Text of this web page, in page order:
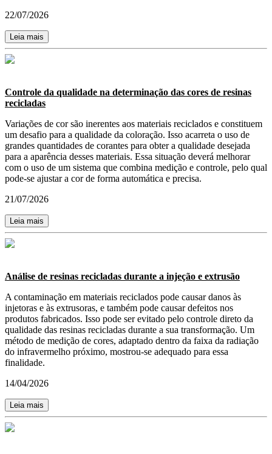
22/07/2026
Leia mais
Controle da qualidade na determinação das cores de resinas
recicladas
Variações de cor são inerentes aos materiais reciclados e constituem
um desafio para a qualidade da coloração. Isso acarreta o uso de
grandes quantidades de corantes para obter a qualidade desejada
para a aparência desses materiais. Essa situação deverá melhorar
com o uso de um sistema que combina medição e controle, pelo qual
pode-se ajustar a cor de forma automática e precisa.
21/07/2026
Leia mais
Análise de resinas recicladas durante a injeção e extrusão
A contaminação em materiais reciclados pode causar danos às
injetoras e às extrusoras, e também pode causar defeitos nos
produtos fabricados. Isso pode ser evitado pelo controle direto da
qualidade das resinas recicladas durante a sua transformação. Um
método de medição de cores, adaptado dentro da faixa da radiação
do infravermelho próximo, mostrou-se adequado para essa
finalidade.
14/04/2026
Leia mais